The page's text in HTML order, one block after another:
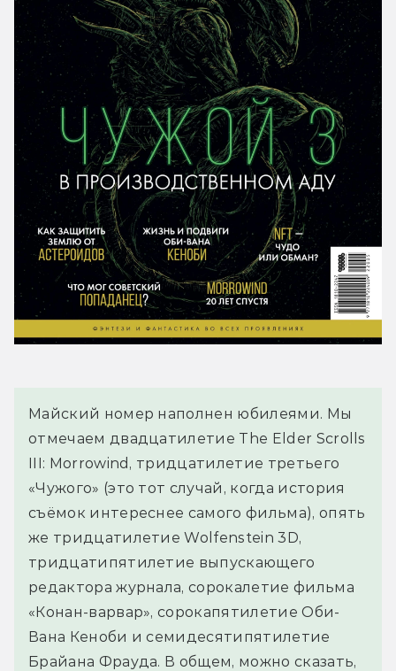
Майский номер наполнен юбилеями. Мы
отмечаем двадцатилетие The Elder Scrolls
III: Morrowind, тридцатилетие третьего
«Чужого» (это тот случай, когда история
съёмок интереснее самого фильма), опять
же тридцатилетие Wolfenstein 3D,
тридцатипятилетие выпускающего
редактора журнала, сорокалетие фильма
«Конан-варвар», сорокапятилетие Оби-
Вана Кеноби и семидесятипятилетие
Брайана Фрауда. В общем, можно сказать,